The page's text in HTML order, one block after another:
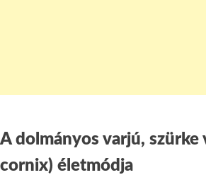
A dolmányos varjú, szürke
cornix) életmódja